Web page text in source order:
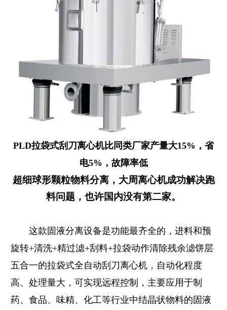
PLD拉袋式刮刀离心机比同类厂家产量大15%，省
电5%，故障率低
超细球形颗粒物料分离，大周离心机成功解决跑
料问题，也许国内没有第二家。
这款固液分离设备是功能最齐全的，进料和预
旋转+清洗+精过滤+刮料+拉袋动作清除残余滤饼层
五合一的拉袋式全自动刮刀离心机，自动化程度
高、处理量大，可实现远程控制，主要应用于制
药、食品、味精、化工等行业中结晶状物料的固液